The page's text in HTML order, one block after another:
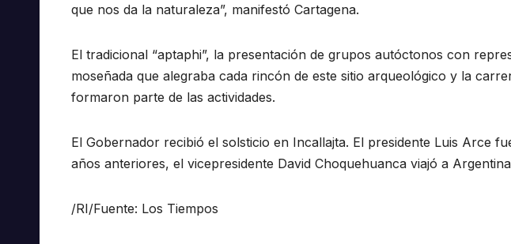
que nos da la naturaleza”, manifestó Cartagena.
El tradicional “aptaphi”, la presentación de grupos autóctonos con
moseñada que alegraba cada rincón de este sitio arqueológico y la
formaron parte de las actividades.
El Gobernador recibió el solsticio en Incallajta. El presidente Luis Arce
años anteriores, el vicepresidente David Choquehuanca viajó a
/RI/Fuente: Los Tiempos